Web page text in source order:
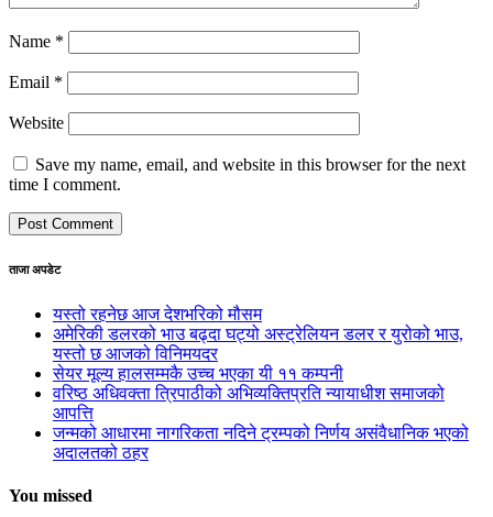
Name *
Email *
Website
Save my name, email, and website in this browser for the next
time I comment.
ताजा अपडेट
यस्तो रहनेछ आज देशभरिको मौसम
अमेरिकी डलरको भाउ बढ्दा घट्यो अस्ट्रेलियन डलर र युरोको भाउ,
यस्तो छ आजको विनिमयदर
सेयर मूल्य हालसम्मकै उच्च भएका यी ११ कम्पनी
वरिष्ठ अधिवक्ता त्रिपाठीको अभिव्यक्तिप्रति न्यायाधीश समाजको
आपत्ति
जन्मको आधारमा नागरिकता नदिने ट्रम्पको निर्णय असंवैधानिक भएको
अदालतको ठहर
You missed